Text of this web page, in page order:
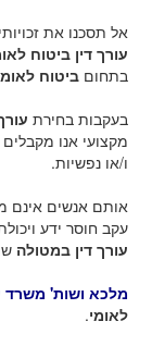
אל תסכנו את
עורך דין ביטוח
בתחוםביטוח
בעקבות בחירת
מקצועי אנו
ו/או נפשיות.
אותם אנשים
עקב חוסר ידע
עורך דין במטולה
מלכא ושות' משרד
לאומי.